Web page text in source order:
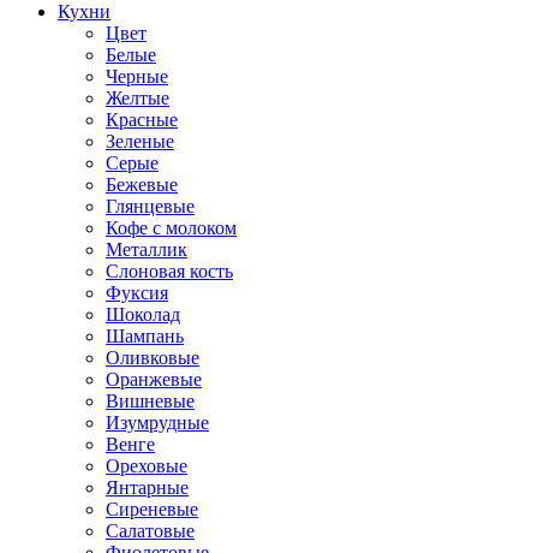
Кухни
Цвет
Белые
Черные
Желтые
Красные
Зеленые
Серые
Бежевые
Глянцевые
Кофе с молоком
Металлик
Слоновая кость
Фуксия
Шоколад
Шампань
Оливковые
Оранжевые
Вишневые
Изумрудные
Венге
Ореховые
Янтарные
Сиреневые
Салатовые